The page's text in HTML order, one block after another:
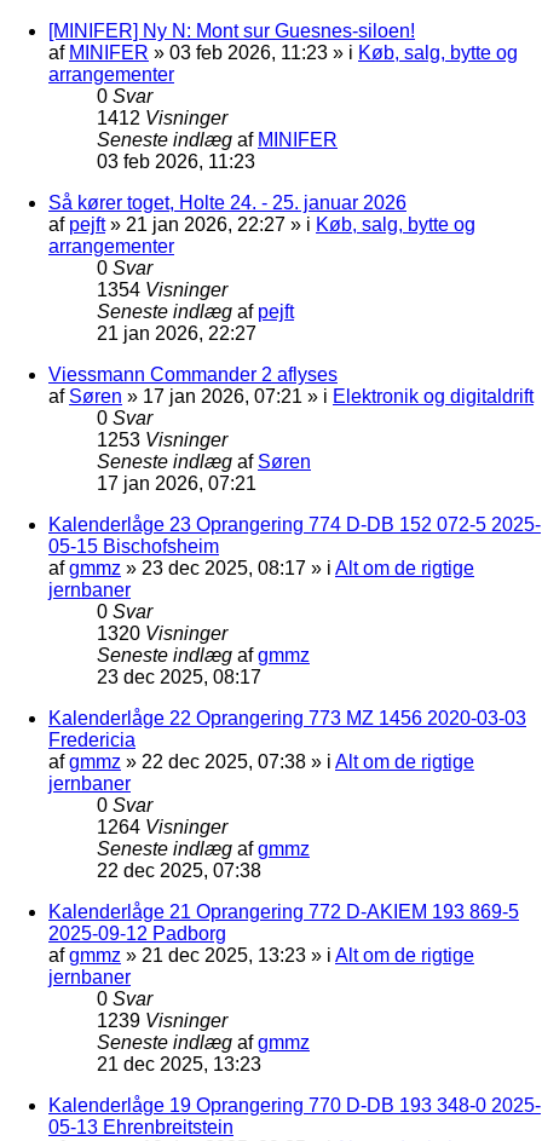
[MINIFER] Ny N: Mont sur Guesnes-siloen!
af MINIFER » 03 feb 2026, 11:23 » i Køb, salg, bytte og
arrangementer
0 Svar
1412 Visninger
Seneste indlæg af MINIFER
03 feb 2026, 11:23
Så kører toget, Holte 24. - 25. januar 2026
af pejft» 21 jan 2026, 22:27 » i Køb, salg, bytte og
arrangementer
0 Svar
1354 Visninger
Seneste indlæg af pejft
21 jan 2026, 22:27
Viessmann Commander 2 aflyses
af Søren » 17 jan 2026, 07:21 » i Elektronik og digitaldrift
0 Svar
1253 Visninger
Seneste indlæg af Søren
17 jan 2026, 07:21
Kalenderlåge 23 Oprangering 774 D-DB 152 072-5 2025-
05-15 Bischofsheim
afgmmz » 23 dec 2025, 08:17 » i Alt om de rigtige
jernbaner
0 Svar
1320 Visninger
Seneste indlæg afgmmz
23 dec 2025, 08:17
Kalenderlåge 22 Oprangering 773 MZ 1456 2020-03-03
Fredericia
afgmmz » 22 dec 2025, 07:38 » i Alt om de rigtige
jernbaner
0 Svar
1264 Visninger
Seneste indlæg afgmmz
22 dec 2025, 07:38
Kalenderlåge 21 Oprangering 772 D-AKIEM 193 869-5
2025-09-12 Padborg
afgmmz » 21 dec 2025, 13:23 » i Alt om de rigtige
jernbaner
0 Svar
1239 Visninger
Seneste indlæg afgmmz
21 dec 2025, 13:23
Kalenderlåge 19 Oprangering 770 D-DB 193 348-0 2025-
05-13 Ehrenbreitstein